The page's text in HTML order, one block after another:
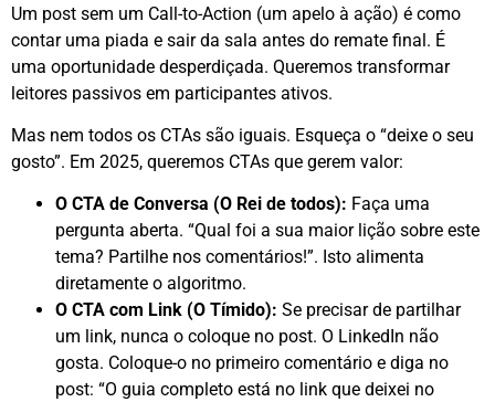
Um post sem um Call-to-Action (um apelo à ação) é como
contar uma piada e sair da sala antes do remate final. É
uma oportunidade desperdiçada. Queremos transformar
leitores passivos em participantes ativos.
Mas nem todos os CTAs são iguais. Esqueça o “deixe o seu
gosto”. Em 2025, queremos CTAs que gerem valor:
O CTA de Conversa (O Rei de todos): Faça uma
pergunta aberta. “Qual foi a sua maior lição sobre este
tema? Partilhe nos comentários!”. Isto alimenta
diretamente o algoritmo.
O CTA com Link (O Tímido): Se precisar de partilhar
um link, nunca o coloque no post. O LinkedIn não
gosta. Coloque-o no primeiro comentário e diga no
post: “O guia completo está no link que deixei no